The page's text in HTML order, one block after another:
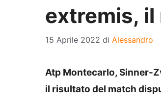
extremis,
15 Aprile 2022 di Alessandro
Atp Montecarlo, Sinner-
il risultato del match